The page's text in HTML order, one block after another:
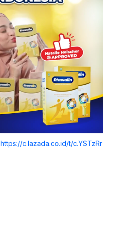
https://c.lazada.co.id/t/c.YSTzRr